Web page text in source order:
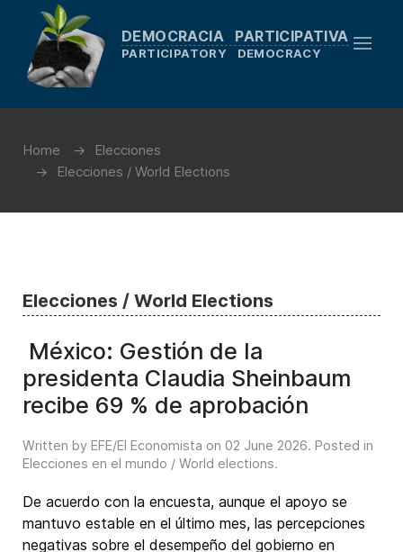
DEMOCRACIA PARTICIPATIVA
PARTICIPATORY DEMOCRACY
Home
Elecciones
Elecciones / World Elections
Elecciones / World Elections
México: Gestión de la
presidenta Claudia Sheinbaum
recibe 69 % de aprobación
Written by EFE/El Economista on 02 June 2026. Posted in
Elecciones en el mundo / World elections.
De acuerdo con la encuesta, aunque el apoyo se
mantuvo estable en el último mes, las percepciones
negativas sobre el desempeño del gobierno en